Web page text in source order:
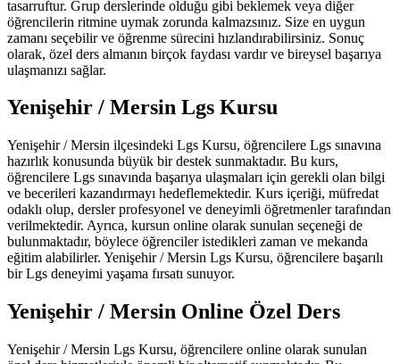
tasarruftur. Grup derslerinde olduğu gibi beklemek veya diğer
öğrencilerin ritmine uymak zorunda kalmazsınız. Size en uygun
zamanı seçebilir ve öğrenme sürecini hızlandırabilirsiniz. Sonuç
olarak, özel ders almanın birçok faydası vardır ve bireysel başarıya
ulaşmanızı sağlar.
Yenişehir / Mersin Lgs Kursu
Yenişehir / Mersin ilçesindeki Lgs Kursu, öğrencilere Lgs sınavına
hazırlık konusunda büyük bir destek sunmaktadır. Bu kurs,
öğrencilere Lgs sınavında başarıya ulaşmaları için gerekli olan bilgi
ve becerileri kazandırmayı hedeflemektedir. Kurs içeriği, müfredat
odaklı olup, dersler profesyonel ve deneyimli öğretmenler tarafından
verilmektedir. Ayrıca, kursun online olarak sunulan seçeneği de
bulunmaktadır, böylece öğrenciler istedikleri zaman ve mekanda
eğitim alabilirler. Yenişehir / Mersin Lgs Kursu, öğrencilere başarılı
bir Lgs deneyimi yaşama fırsatı sunuyor.
Yenişehir / Mersin Online Özel Ders
Yenişehir / Mersin Lgs Kursu, öğrencilere online olarak sunulan